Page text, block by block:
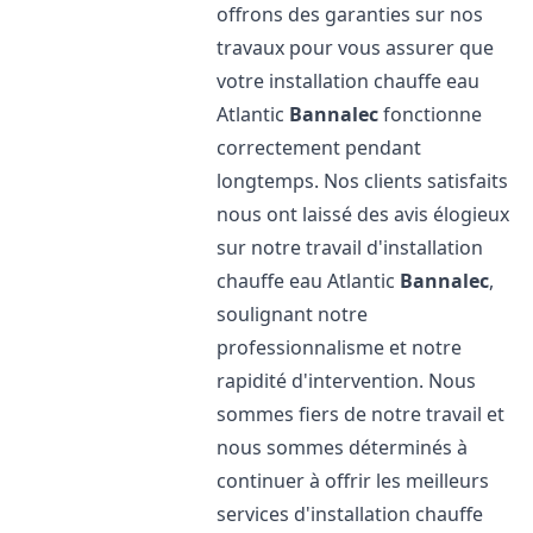
offrons des garanties sur nos
travaux pour vous assurer que
votre installation chauffe eau
Atlantic Bannalecfonctionne
correctement pendant
longtemps. Nos clients satisfaits
nous ont laissé des avis élogieux
sur notre travail d'installation
chauffe eau Atlantic Bannalec,
soulignant notre
professionnalisme et notre
rapidité d'intervention. Nous
sommes fiers de notre travail et
nous sommes déterminés à
continuer à offrir les meilleurs
services d'installation chauffe